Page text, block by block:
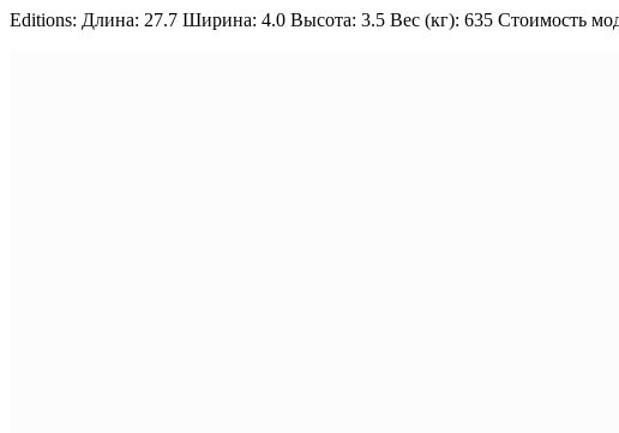
Editions: Длина: 27.7 Ширина: 4.0 Высота: 3.5 Вес (кг): 635 Стоимость